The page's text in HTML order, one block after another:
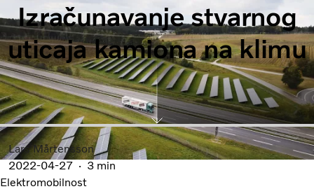
Transportna rješenja
Kamioni
Kampanje
Usluge
Lokator distributera
Vijesti
O nama
Volvo Truck Builder
Kontaktirajte nas
Izračunavanje stvarnog
uticaja kamiona na klimu
Lars Mårtensson
2022-04-27
3 min
Elektromobilnost